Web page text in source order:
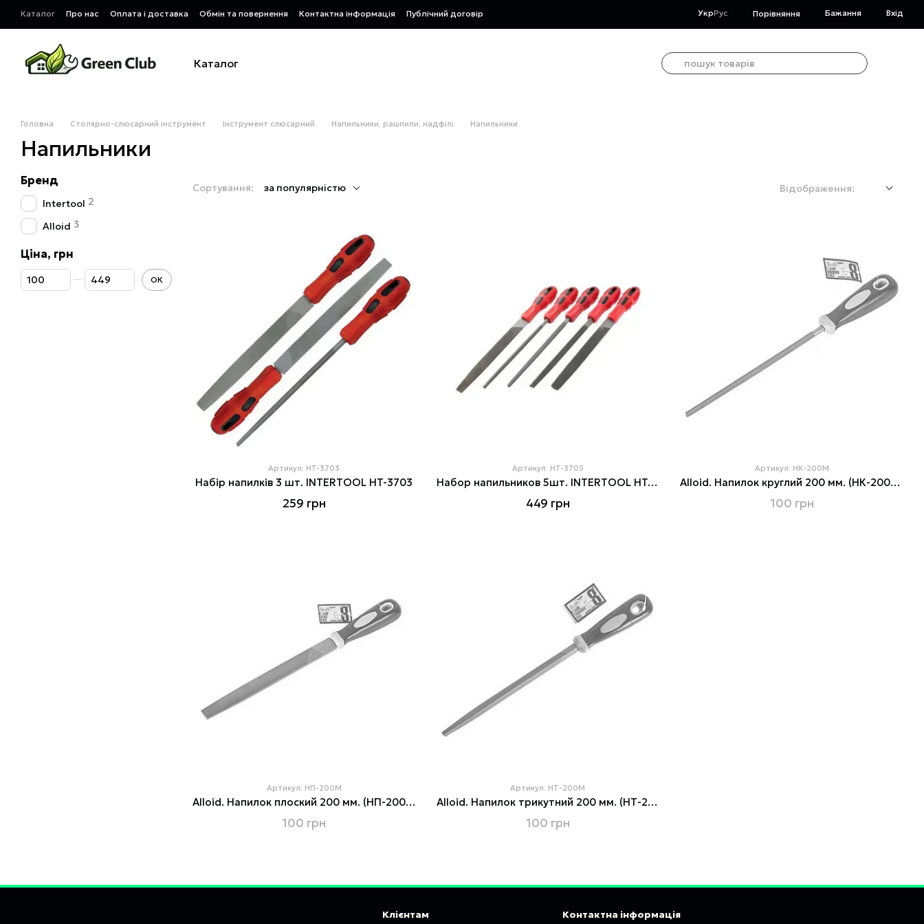
Перейти до основного контенту
Каталог Про нас Оплата і доставка Обмін та повернення Контактна інформація Публічний договір УкрРус Порівняння Бажання Вхід
Каталог
Головна Столярно-слюсарний інструмент Інструмент слюсарний Напильники, рашпили, надфілі Напильники
Напильники
Сортування: за популярністю Відображення:
Артикул: HT-3703
Набір напилків 3 шт. INTERTOOL HT-3703
259 грн
Артикул: HT-3705
Набор напильников 5шт. INTERTOOL HT-3705
449 грн
Артикул: НК-200М
Alloid. Напилок круглий 200 мм. (НК-200М) (НК-200М)
100 грн
Артикул: НП-200М
Alloid. Напилок плоский 200 мм. (НП-200М) (НП-200М)
100 грн
Артикул: НТ-200М
Alloid. Напилок трикутний 200 мм. (НТ-200М) (НТ-200М)
100 грн
Бренд
Intertool 2
Alloid 3
Ціна, грн
Від Ціна, грн
До Ціна, грн ОК
Клієнтам Контактна інформація